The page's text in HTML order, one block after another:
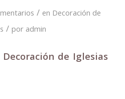
/ en Decoración de
/ por admin
Decoración de Iglesias